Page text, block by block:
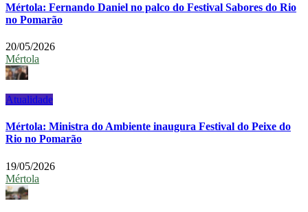
Mértola: Fernando Daniel no palco do Festival Sabores do Rio
no Pomarão
20/05/2026
Mértola
Atualidade
Mértola: Ministra do Ambiente inaugura Festival do Peixe do
Rio no Pomarão
19/05/2026
Mértola